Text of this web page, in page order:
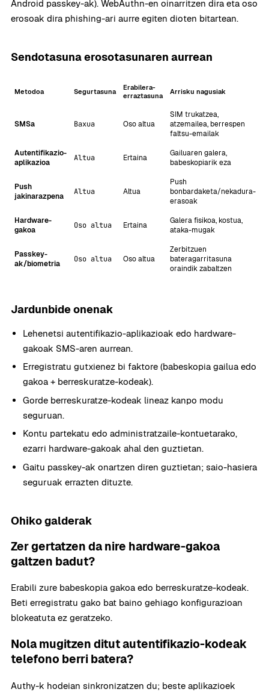
Android passkey-ak). WebAuthn-en oinarritzen dira eta oso
erosoak dira phishing-ari aurre egiten dioten bitartean.
Sendotasuna erosotasunaren aurrean
Metodoa Segurtasuna
Erabilera-
erraztasuna
Arrisku nagusiak
SMSa Baxua Oso altua
SIM trukatzea,
atzemailea, berrespen
faltsu-emailak
Autentifikazio-
aplikazioa
Altua Ertaina
Gailuaren galera,
babeskopiarik eza
Push
jakinarazpena
Altua Altua
Push
bonbardaketa/nekadura-
erasoak
Hardware-
gakoa
Oso altua Ertaina
Galera fisikoa, kostua,
ataka-mugak
Passkey-
ak/biometria
Oso altua Oso altua
Zerbitzuen
bateragarritasuna
oraindik zabaltzen
Jardunbide onenak
Lehenetsi autentifikazio-aplikazioak edo hardware-
gakoak SMS-aren aurrean.
Erregistratu gutxienez bi faktore (babeskopia gailua edo
gakoa + berreskuratze-kodeak).
Gorde berreskuratze-kodeak lineaz kanpo modu
seguruan.
Kontu partekatu edo administratzaile-kontuetarako,
ezarri hardware-gakoak ahal den guztietan.
Gaitu passkey-ak onartzen diren guztietan; saio-hasiera
seguruak errazten dituzte.
Ohiko galderak
Zer gertatzen da nire hardware-gakoa
galtzen badut?
Erabili zure babeskopia gakoa edo berreskuratze-kodeak.
Beti erregistratu gako bat baino gehiago konfigurazioan
blokeatuta ez geratzeko.
Nola mugitzen ditut autentifikazio-kodeak
telefono berri batera?
Authy-k hodeian sinkronizatzen du; beste aplikazioek